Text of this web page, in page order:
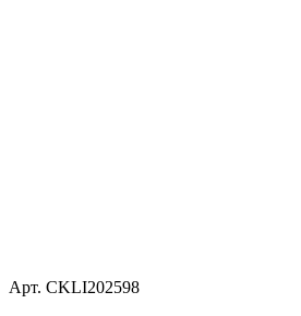
Арт. CKLI202598